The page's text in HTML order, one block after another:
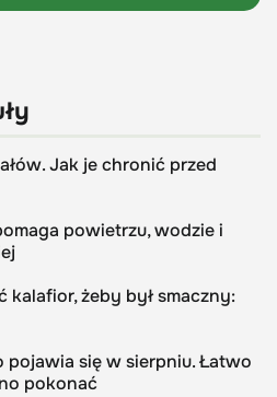
Jak je chronić przed
powietrzu, wodzie i
kalafior, żeby był smaczny:
pojawia się w sierpniu. Łatwo
pokonać